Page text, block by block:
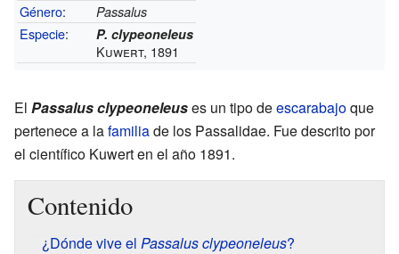
Género: Passalus
Especie: P. clypeoneleus
Kuwert, 1891
El Passalus clypeoneleuses un tipo deescarabajoque
pertenece a lafamiliade los Passalidae. Fue descrito por
el científico Kuwert en el año 1891.
Contenido
¿Dónde vive el Passalus clypeoneleus?